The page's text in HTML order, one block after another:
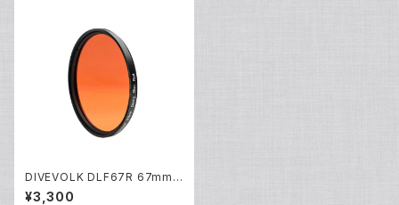
DIVEVOLK DLF67R 67mm
赤色フィルター [21679]
¥3,300